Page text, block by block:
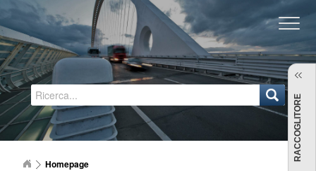
Regione Emilia-Romagna
Homepage
RACCOGLITORE